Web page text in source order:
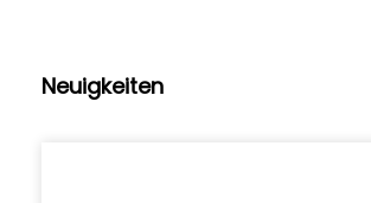
Neuigkeiten